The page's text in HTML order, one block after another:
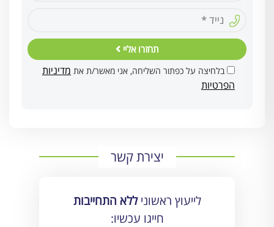
תחזרו אליי
בלחיצה על כפתור השליחה, אני מאשר/ת את מדיניות
הפרטיות
יצירת קשר
לייעוץ ראשוניללא התחייבות
חייגו עכשיו: